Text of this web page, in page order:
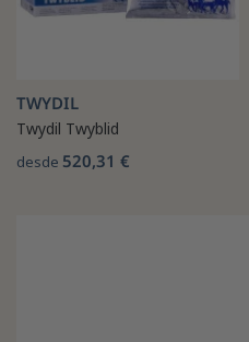
TWYDIL
Twydil Twyblid
desde 520,31 €